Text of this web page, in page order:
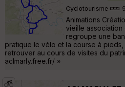
Cyclotourisme
Animations
vieille association
regroupe une
pratique le vélo et la course à pieds,
retrouver au cours de visites du
aclmarly.free.fr/ »